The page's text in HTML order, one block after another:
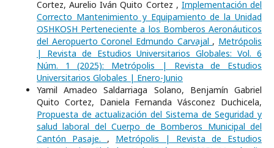
Cortez, Aurelio Iván Quito Cortez , Implementación del
Correcto Mantenimiento y Equipamiento de la Unidad
OSHKOSH Perteneciente a los Bomberos Aeronáuticos
del Aeropuerto Coronel Edmundo Carvajal , Metrópolis
| Revista de Estudios Universitarios Globales: Vol. 6
Núm. 1 (2025): Metrópolis | Revista de Estudios
Universitarios Globales | Enero-Junio
Yamil Amadeo Saldarriaga Solano, Benjamín Gabriel
Quito Cortez, Daniela Fernanda Vásconez Duchicela,
Propuesta de actualización del Sistema de Seguridad y
salud laboral del Cuerpo de Bomberos Municipal del
Cantón Pasaje. , Metrópolis | Revista de Estudios